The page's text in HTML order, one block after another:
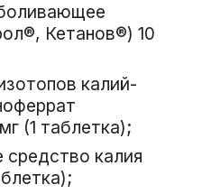
Кетанов®) 10
калий-
(1 таблетка);
калия